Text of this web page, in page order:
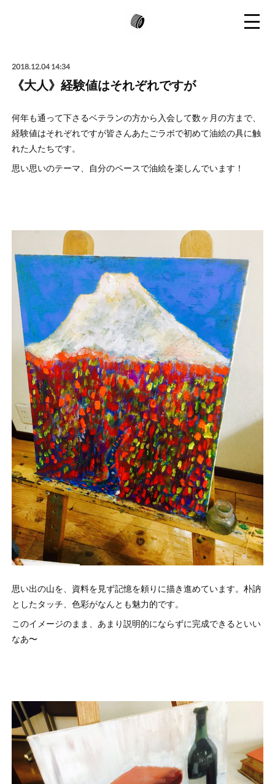
2018.12.04 14:34
《大人》経験値はそれぞれですが
何年も通って下さるベテランの方から入会して数ヶ月の方まで、
経験値はそれぞれですが皆さんあたごラボで初めて油絵の具に触
れた人たちです。
思い思いのテーマ、自分のペースで油絵を楽しんでいます！
思い出の山を、資料を見ず記憶を頼りに描き進めています。朴訥
としたタッチ、色彩がなんとも魅力的です。
このイメージのまま、あまり説明的にならずに完成できるといい
なあ〜